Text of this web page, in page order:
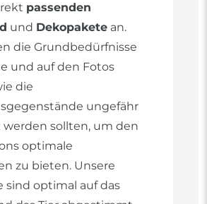
passenden
und Dekopakete an.
die Grundbedürfnisse
und auf den Fotos
die
ungefähr
sollten, um den
optimale
zu bieten. Unsere
sind optimal auf das